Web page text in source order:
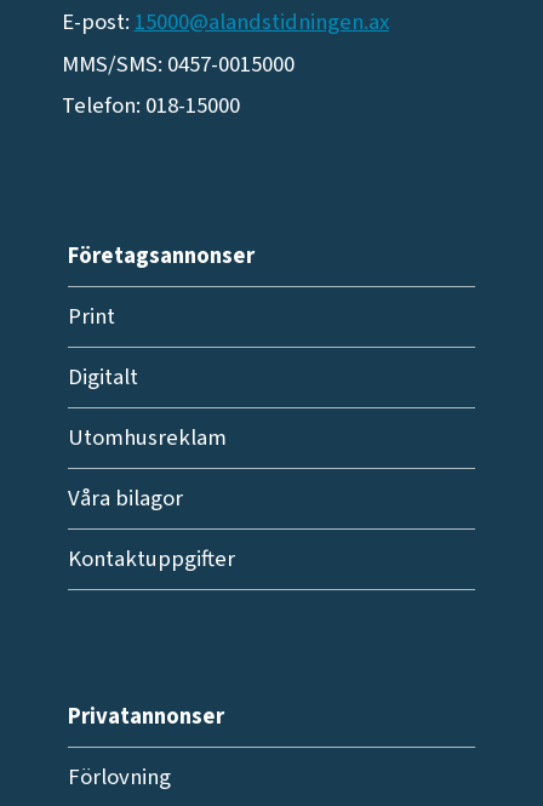
E-post: 15000@alandstidningen.ax
MMS/SMS: 0457-0015000
Telefon: 018-15000
Företagsannonser
Print
Digitalt
Utomhusreklam
Våra bilagor
Kontaktuppgifter
Privatannonser
Förlovning